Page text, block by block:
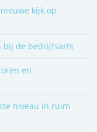
kijk op
bij de bedrijfsarts
en
niveau in ruim